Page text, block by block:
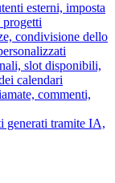
esterni, imposta
progetti
condivisione dello
slot disponibili,
calendari
commenti,
generati tramite IA,